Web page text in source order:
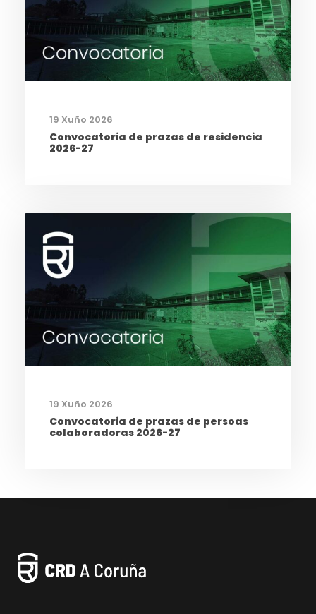
19 Xuño 2026
Convocatoria de prazas de residencia
2026-27
19 Xuño 2026
Convocatoria de prazas de persoas
colaboradoras 2026-27